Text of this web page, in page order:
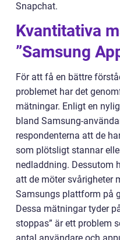
Snapchat.
Kvantitativa
”Samsung
För att få en bättre
problemet har det
mätningar. Enligt en
bland Samsung-
respondenterna att de
som plötsligt stannar
nedladdning. Dessutom
att de möter svårigheter
Samsungs plattform på
Dessa mätningar tyder
stoppas” är ett problem